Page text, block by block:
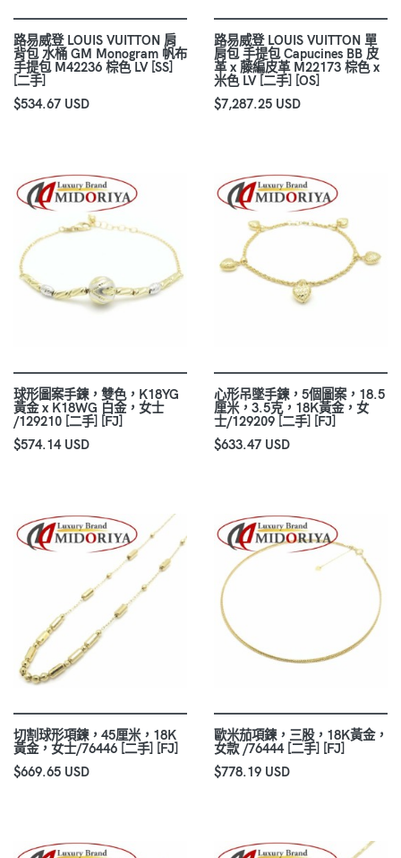
路易威登 LOUIS VUITTON 肩
背包 水桶 GM Monogram 帆布
手提包 M42236 棕色 LV [SS]
[二手]
$534.67 USD
路易威登 LOUIS VUITTON 單
肩包 手提包 Capucines BB 皮
革 x 藤編皮革 M22173 棕色 x
米色 LV [二手] [OS]
$7,287.25 USD
球形圖案手鍊，雙色，K18YG
黃金 x K18WG 白金，女士
/129210 [二手] [FJ]
$574.14 USD
心形吊墜手鍊，5個圖案，18.5
厘米，3.5克，18K黃金，女
士/129209 [二手] [FJ]
$633.47 USD
切割球形項鍊，45厘米，18K
黃金，女士/76446 [二手] [FJ]
$669.65 USD
歐米茄項鍊，三股，18K黃金，
女款 /76444 [二手] [FJ]
$778.19 USD